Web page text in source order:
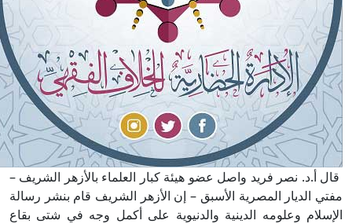
قال أ.د. نصر فريد واصل عضو هيئة كبار العلماء بالأزهر الشريف –
مفتي الديار المصرية الأسبق – إن الأزهر الشريف قام بنشر رسالة
الإسلام وعلومه الدينية والدنيوية على أكمل وجه في شتى بقاع